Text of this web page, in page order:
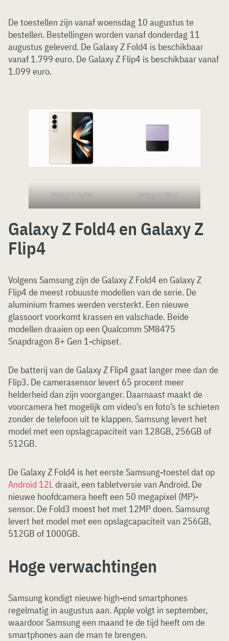
De toestellen zijn vanaf woensdag 10 augustus te
bestellen. Bestellingen worden vanaf donderdag 11
augustus geleverd. De Galaxy Z Fold4 is beschikbaar
vanaf 1.799 euro. De Galaxy Z Flip4 is beschikbaar vanaf
1.099 euro.
Galaxy Z Fold4. Galaxy Z Flip4.
Galaxy Z Fold4 en Galaxy Z
Flip4
Volgens Samsung zijn de Galaxy Z Fold4 en Galaxy Z
Flip4 de meest robuuste modellen van de serie. De
aluminium frames werden versterkt. Een nieuwe
glassoort voorkomt krassen en valschade. Beide
modellen draaien op een Qualcomm SM8475
Snapdragon 8+ Gen 1-chipset.
De batterij van de Galaxy Z Flip4 gaat langer mee dan de
Flip3. De camerasensor levert 65 procent meer
helderheid dan zijn voorganger. Daarnaast maakt de
voorcamera het mogelijk om video’s en foto’s te schieten
zonder de telefoon uit te klappen. Samsung levert het
model met een opslagcapaciteit van 128GB, 256GB of
512GB.
De Galaxy Z Fold4 is het eerste Samsung-toestel dat op
Android 12Ldraait, een tabletversie van Android. De
nieuwe hoofdcamera heeft een 50 megapixel (MP)-
sensor. De Fold3 moest het met 12MP doen. Samsung
levert het model met een opslagcapaciteit van 256GB,
512GB of 1000GB.
Hoge verwachtingen
Samsung kondigt nieuwe high-end smartphones
regelmatig in augustus aan. Apple volgt in september,
waardoor Samsung een maand te de tijd heeft om de
smartphones aan de man te brengen.